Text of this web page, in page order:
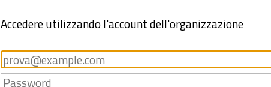
Accedere utilizzando l'account dell'organizzazione